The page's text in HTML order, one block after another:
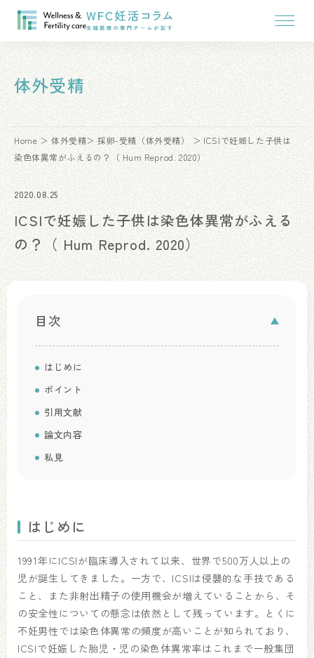
体外受精
Home 体外受精 採卵-受精（体外受精）
ICSIで妊娠した子供は
染色体異常がふえるの？（ Hum Reprod. 2020）
2020.08.25
ICSIで妊娠した子供は染色体異常がふえる
の？（ Hum Reprod. 2020）
目次
はじめに
ポイント
引用文献
論文内容
私見
はじめに
1991年にICSIが臨床導入されて以来、世界で500万人以上の
児が誕生してきました。一方で、ICSIは侵襲的な手技である
こと、また非射出精子の使用機会が増えていることから、そ
の安全性についての懸念は依然として残っています。とくに
不妊男性では染色体異常の頻度が高いことが知られており、
ICSIで妊娠した胎児・児の染色体異常率はこれまで一般集団